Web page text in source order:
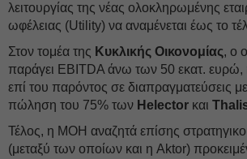
λειτουργίας της νέας ολοκληρωμένης
ωφέλειας (Utility) να αναμένεται έως το
Στον τομέα της Κυκλικής Οικονομίας, ο
παράγει EBITDA άνω των 50 εκατ. ευρώ,
επί του παρόντος σε διαπραγματεύσεις
πώληση του 75% των Helector και
Τέλος, η MOH αναζητά επίσης
(μεταξύ των οποίων και η Aktor)